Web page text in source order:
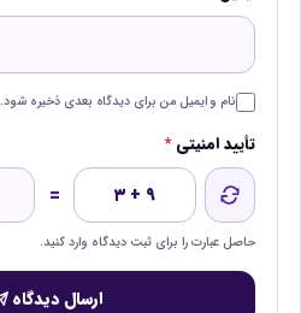
نام و ایمیل من برای دیدگاه بعدی ذخیره شود.
تأیید امنیتی*
۳ + ۹ =
حاصل عبارت را برای ثبت دیدگاه وارد کنید.
ارسال دیدگاه